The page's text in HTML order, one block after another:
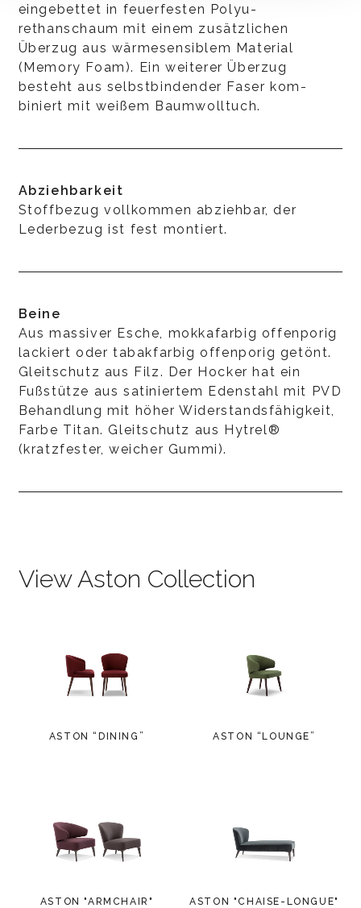
eingebettet in feuerfesten Polyu-
rethanschaum mit einem zusätzlichen
Überzug aus wärmesensiblem Material
(Memory Foam). Ein weiterer Überzug
besteht aus selbstbindender Faser kom-
biniert mit weißem Baumwolltuch.
Abziehbarkeit
Stoffbezug vollkommen abziehbar, der
Lederbezug ist fest montiert.
Beine
Aus massiver Esche, mokkafarbig offenporig
lackiert oder tabakfarbig offenporig getönt.
Gleitschutz aus Filz. Der Hocker hat ein
Fußstütze aus satiniertem Edenstahl mit PVD
Behandlung mit höher Widerstandsfähigkeit,
Farbe Titan. Gleitschutz aus Hytrel®
(kratzfester, weicher Gummi).
View Aston Collection
ASTON “DINING” ASTON “LOUNGE”
ASTON "ARMCHAIR" ASTON "CHAISE-LONGUE"